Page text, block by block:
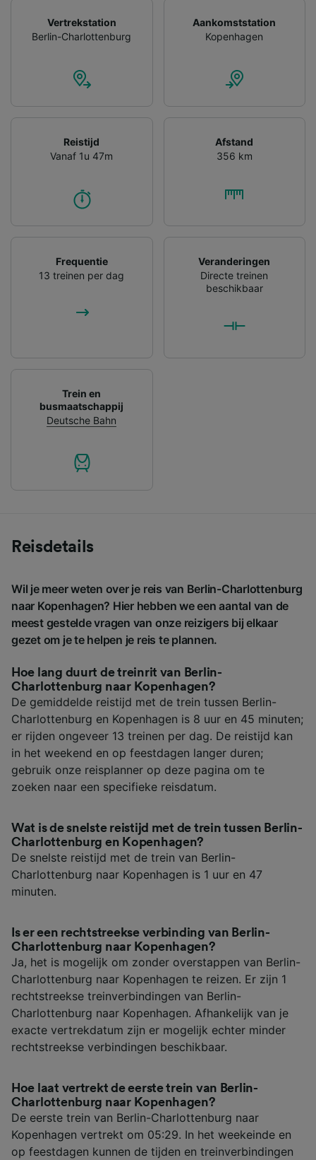
Vertrekstation
Berlin-Charlottenburg
Aankomststation
Kopenhagen
Reistijd
Vanaf 1u 47m
Afstand
356 km
Frequentie
13 treinen per dag
Veranderingen
Directe treinen
beschikbaar
Trein en
busmaatschappij
Deutsche Bahn
Reisdetails
Wil je meer weten over je reis van Berlin-Charlottenburg
naar Kopenhagen? Hier hebben we een aantal van de
meest gestelde vragen van onze reizigers bij elkaar
gezet om je te helpen je reis te plannen.
Hoe lang duurt de treinrit van Berlin-
Charlottenburg naar Kopenhagen?
De gemiddelde reistijd met de trein tussen Berlin-
Charlottenburg en Kopenhagen is 8 uur en 45 minuten;
er rijden ongeveer 13 treinen per dag. De reistijd kan
in het weekend en op feestdagen langer duren;
gebruik onze reisplanner op deze pagina om te
zoeken naar een specifieke reisdatum.
Wat is de snelste reistijd met de trein tussen Berlin-
Charlottenburg en Kopenhagen?
De snelste reistijd met de trein van Berlin-
Charlottenburg naar Kopenhagen is 1 uur en 47
minuten.
Is er een rechtstreekse verbinding van Berlin-
Charlottenburg naar Kopenhagen?
Ja, het is mogelijk om zonder overstappen van Berlin-
Charlottenburg naar Kopenhagen te reizen. Er zijn 1
rechtstreekse treinverbindingen van Berlin-
Charlottenburg naar Kopenhagen. Afhankelijk van je
exacte vertrekdatum zijn er mogelijk echter minder
rechtstreekse verbindingen beschikbaar.
Hoe laat vertrekt de eerste trein van Berlin-
Charlottenburg naar Kopenhagen?
De eerste trein van Berlin-Charlottenburg naar
Kopenhagen vertrekt om 05:29. In het weekeinde en
op feestdagen kunnen de tijden en treinverbindingen
gevraagd om je niet te volgen.
Wij en onze partners verwerken gegevens
apparaatkenmerken actief scannen ter
identificatie. Informatie op een apparaat
opslaan en/of openen. Gepersonaliseerde
advertenties en content, advertentie- en
contentmetingen, doelgroepenonderzoek en
ontwikkeling van diensten.